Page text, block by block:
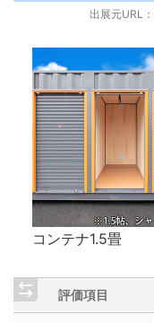
出展元URL：
コンテナ1.5畳
評価項目